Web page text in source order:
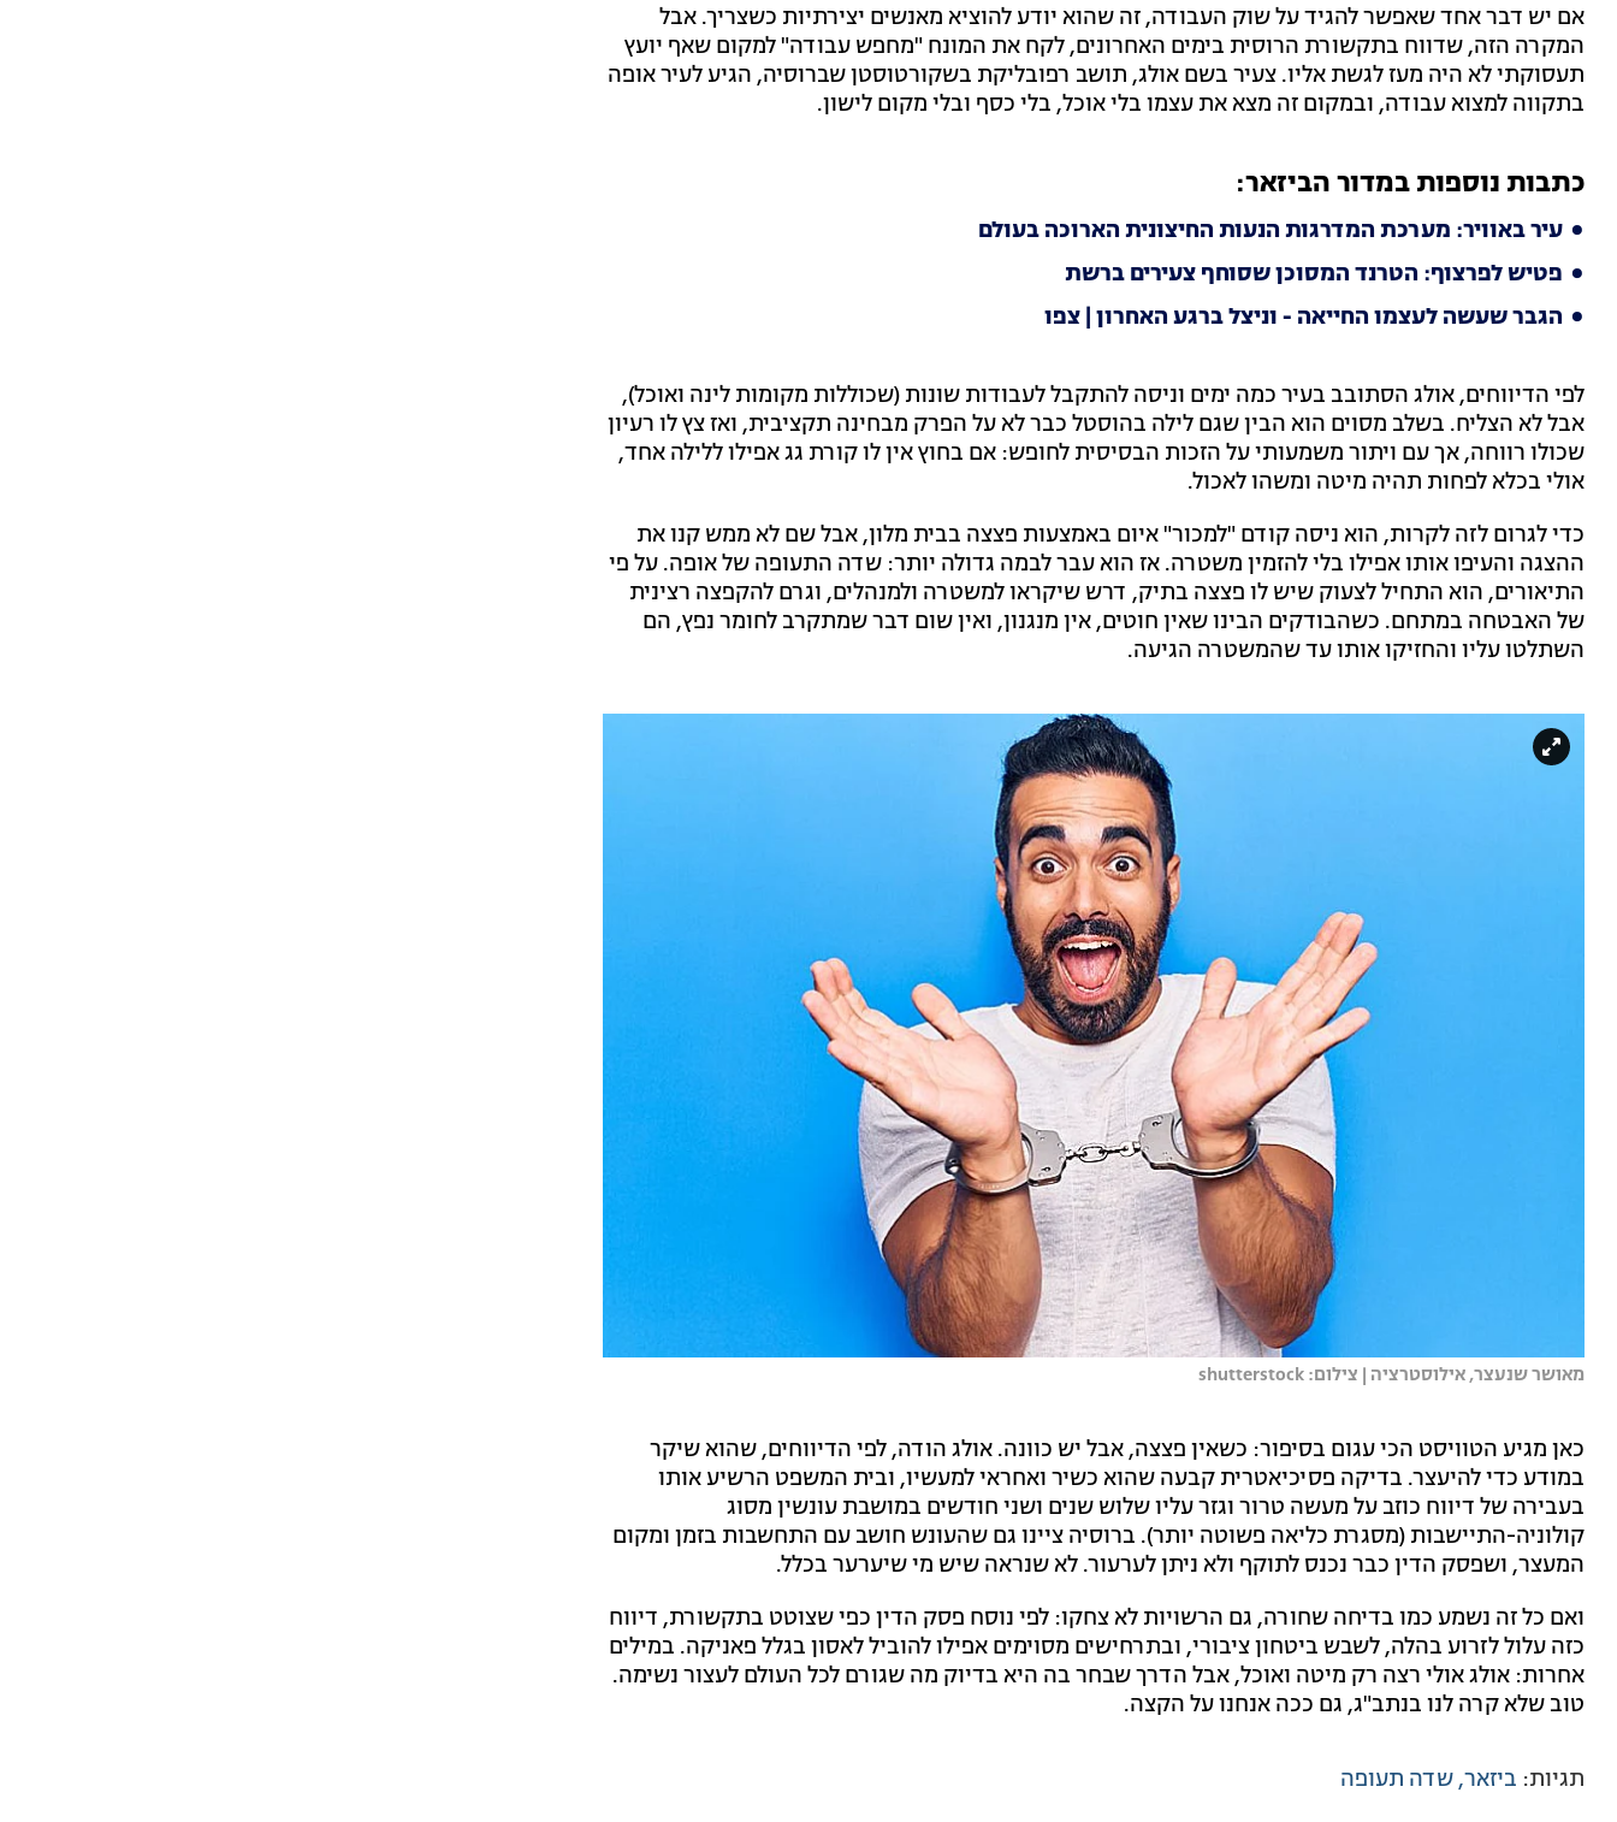
אם יש דבר אחד שאפשר להגיד על שוק העבודה, זה שהוא יודע להוציא מאנשים יצירתיות כשצריך. אבל
המקרה הזה, שדווח בתקשורת הרוסית בימים האחרונים, לקח את המונח "מחפש עבודה" למקום שאף יועץ
תעסוקתי לא היה מעז לגשת אליו. צעיר בשם אולג, תושב רפובליקת בשקורטוסטן שברוסיה, הגיע לעיר אופה
בתקווה למצוא עבודה, ובמקום זה מצא את עצמו בלי אוכל, בלי כסף ובלי מקום לישון.
כתבות נוספות במדור הביזאר:
עיר באוויר: מערכת המדרגות הנעות החיצונית הארוכה בעולם
פטיש לפרצוף: הטרנד המסוכן שסוחף צעירים ברשת
הגבר שעשה לעצמו החייאה - וניצל ברגע האחרון | צפו
לפי הדיווחים, אולג הסתובב בעיר כמה ימים וניסה להתקבל לעבודות שונות (שכוללות מקומות לינה ואוכל),
אבל לא הצליח. בשלב מסוים הוא הבין שגם לילה בהוסטל כבר לא על הפרק מבחינה תקציבית, ואז צץ לו רעיון
שכולו רווחה, אך עם ויתור משמעותי על הזכות הבסיסית לחופש: אם בחוץ אין לו קורת גג אפילו ללילה אחד,
אולי בכלא לפחות תהיה מיטה ומשהו לאכול.
כדי לגרום לזה לקרות, הוא ניסה קודם "למכור" איום באמצעות פצצה בבית מלון, אבל שם לא ממש קנו את
ההצגה והעיפו אותו אפילו בלי להזמין משטרה. אז הוא עבר לבמה גדולה יותר: שדה התעופה של אופה. על פי
התיאורים, הוא התחיל לצעוק שיש לו פצצה בתיק, דרש שיקראו למשטרה ולמנהלים, וגרם להקפצה רצינית
של האבטחה במתחם. כשהבודקים הבינו שאין חוטים, אין מנגנון, ואין שום דבר שמתקרב לחומר נפץ, הם
השתלטו עליו והחזיקו אותו עד שהמשטרה הגיעה.
מאושר שנעצר, אילוסטרציה | צילום: shutterstock
כאן מגיע הטוויסט הכי עגום בסיפור: כשאין פצצה, אבל יש כוונה. אולג הודה, לפי הדיווחים, שהוא שיקר
במודע כדי להיעצר. בדיקה פסיכיאטרית קבעה שהוא כשיר ואחראי למעשיו, ובית המשפט הרשיע אותו
בעבירה של דיווח כוזב על מעשה טרור וגזר עליו שלוש שנים ושני חודשים במושבת עונשין מסוג
קולוניה-התיישבות (מסגרת כליאה פשוטה יותר). ברוסיה ציינו גם שהעונש חושב עם התחשבות בזמן ומקום
המעצר, ושפסק הדין כבר נכנס לתוקף ולא ניתן לערעור. לא שנראה שיש מי שיערער בכלל.
ואם כל זה נשמע כמו בדיחה שחורה, גם הרשויות לא צחקו: לפי נוסח פסק הדין כפי שצוטט בתקשורת, דיווח
כזה עלול לזרוע בהלה, לשבש ביטחון ציבורי, ובתרחישים מסוימים אפילו להוביל לאסון בגלל פאניקה. במילים
אחרות: אולג אולי רצה רק מיטה ואוכל, אבל הדרך שבחר בה היא בדיוק מה שגורם לכל העולם לעצור נשימה.
טוב שלא קרה לנו בנתב"ג, גם ככה אנחנו על הקצה.
תגיות: ביזאר שדה תעופה